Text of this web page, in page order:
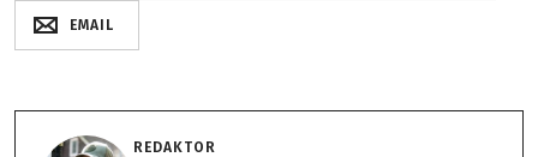
EMAIL
REDAKTOR